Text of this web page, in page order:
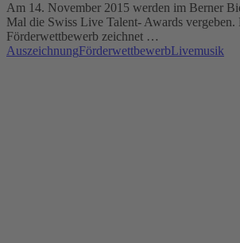
Am 14. November 2015 werden im Berner
Mal die Swiss Live Talent- Awards vergeben.
Förderwettbewerb zeichnet …
AuszeichnungFörderwettbewerbLivemusik